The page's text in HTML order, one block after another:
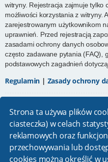
Strona ta używa plików
ciasteczka) w celach
reklamowych oraz
przechowywania lub
cookies można określić w
witryny. Rejestracja zajmuje tylko
możliwości korzystania z witryny.
zarejestrowanym użytkownikom
uprawnień. Przed rejestracją
zasadami ochrony danych
często zadawane pytania (FAQ),
podstawowych zagadnień
Regulamin | Zasady ochrony
Strona główna